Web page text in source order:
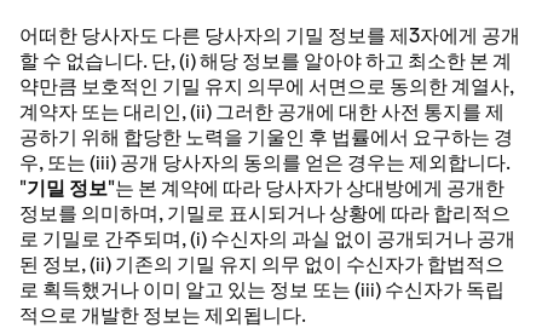
어떠한 당사자도 다른 당사자의 기밀 정보를 제3자에게 공개
할 수 없습니다. 단, (i) 해당 정보를 알아야 하고 최소한 본 계
약만큼 보호적인 기밀 유지 의무에 서면으로 동의한 계열사,
계약자 또는 대리인, (ii) 그러한 공개에 대한 사전 통지를 제
공하기 위해 합당한 노력을 기울인 후 법률에서 요구하는 경
우, 또는 (iii) 공개 당사자의 동의를 얻은 경우는 제외합니다.
"기밀 정보"는 본 계약에 따라 당사자가 상대방에게 공개한
정보를 의미하며, 기밀로 표시되거나 상황에 따라 합리적으
로 기밀로 간주되며, (i) 수신자의 과실 없이 공개되거나 공개
된 정보, (ii) 기존의 기밀 유지 의무 없이 수신자가 합법적으
로 획득했거나 이미 알고 있는 정보 또는 (iii) 수신자가 독립
적으로 개발한 정보는 제외됩니다.